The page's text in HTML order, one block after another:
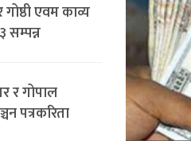
गोष्ठी एवम काव्य
सम्पन्न
र गोपाल
पत्रकरिता